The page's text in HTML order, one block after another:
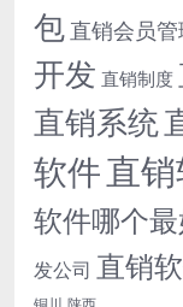
包 直销会员
开发 直销制度
直销系统
软件直
软件哪个
发公司 直销